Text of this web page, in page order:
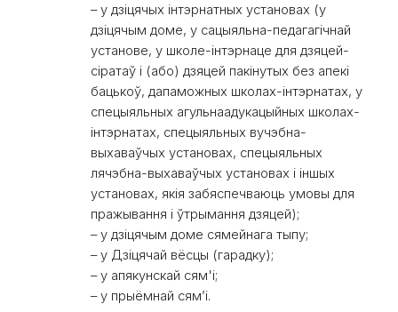
– у дзіцячых інтэрнатных установах (у
дзіцячым доме, у сацыяльна-педагагічнай
установе, у школе-інтэрнаце для дзяцей-
сіратаў і (або) дзяцей пакінутых без апекі
бацькоў, дапаможных школах-інтэрнатах, у
спецыяльных агульнаадукацыйных школах-
інтэрнатах, спецыяльных вучэбна-
выхаваўчых установах, спецыяльных
лячэбна-выхаваўчых установах і іншых
установах, якія забяспечваюць умовы для
пражывання і ўтрымання дзяцей);
– у дзіцячым доме сямейнага тыпу;
– у Дзіцячай вёсцы (гарадку);
– у апякунскай сям'і;
– у прыёмнай сямʼі.